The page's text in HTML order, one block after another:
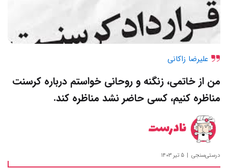
علیرضا زاکانی
من از خاتمی‌، زنگنه و روحانی خواستم درباره کرسنت
مناظره کنیم، کسی حاضر نشد مناظره کند.
نادرست
درستی‌سنجی ۵ تیر ۱۴۰۳